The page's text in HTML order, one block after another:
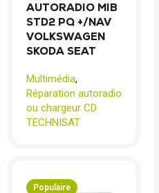
AUTORADIO MIB
STD2 PQ +/NAV
VOLKSWAGEN
SKODA SEAT
Multimédia,
Réparation autoradio
ou chargeur CD
TECHNISAT
Populaire